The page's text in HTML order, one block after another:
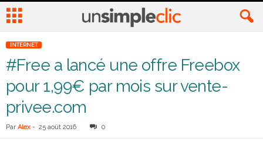
INTERNET
#Free a lancé une offre Freebox
pour 1,99€ par mois sur vente-
privee.com
Par Alex - 25 août 2016 0